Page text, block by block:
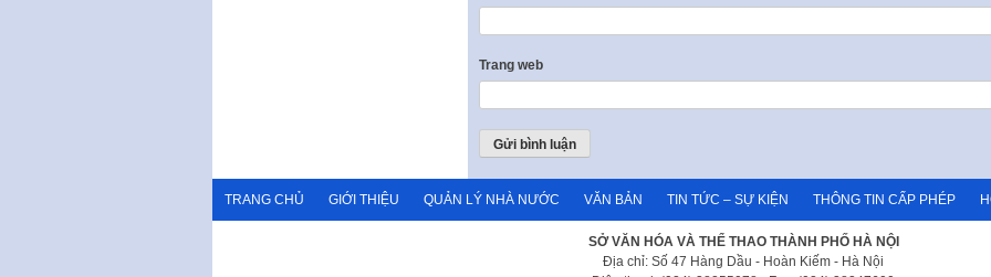
Trang web
TRANG CHỦ GIỚI THIỆU QUẢN LÝ NHÀ NƯỚC VĂN BẢN TIN TỨC – SỰ KIỆN THÔNG TIN CẤP PHÉP
SỞ VĂN HÓA VÀ THỂ THAO THÀNH PHỐ HÀ NỘI
Địa chỉ: Số 47 Hàng Dầu - Hoàn Kiếm - Hà Nội